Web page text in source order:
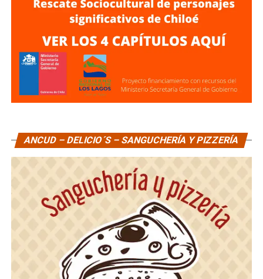
ANCUD – DELICIO´S – SANGUCHERÍA Y PIZZERÍA